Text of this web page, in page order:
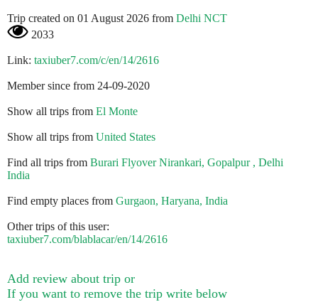
Trip created on 01 August 2026 from Delhi NCT
2033
Link: taxiuber7.com/c/en/14/2616
Member since from 24-09-2020
Show all trips from El Monte
Show all trips from United States
Find all trips from Burari Flyover Nirankari, Gopalpur , Delhi
India
Find empty places from Gurgaon, Haryana, India
Other trips of this user:
taxiuber7.com/blablacar/en/14/2616
Add review about trip or
If you want to remove the trip write below